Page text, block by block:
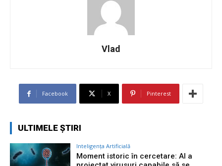
Vlad
Facebook X Pinterest
ULTIMELE ȘTIRI
Inteligența Artificială
Moment istoric în cercetare: AI a